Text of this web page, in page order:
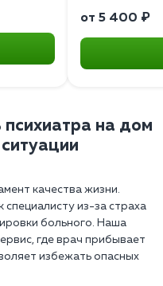
от 5 400 ₽
психиатра на дом
качества жизни.
из-за страха
больного. Наша
где врач прибывает
избежать опасных